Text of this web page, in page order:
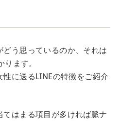
う思っているのか、それは
ます。
に送るLINEの特徴をご紹介
てはまる項目が多ければ脈ナ